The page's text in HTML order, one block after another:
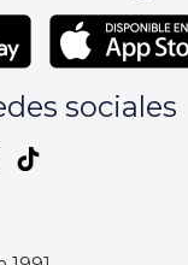
sociales